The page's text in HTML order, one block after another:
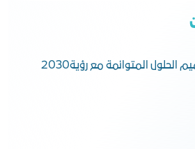
المتوائمة مع رؤية2030